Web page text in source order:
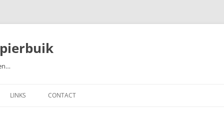
LINKS CONTACT